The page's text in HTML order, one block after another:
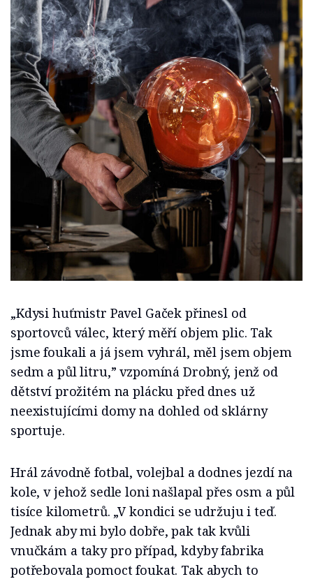
„Kdysi huťmistr Pavel Gaček přinesl od
sportovců válec, který měří objem plic. Tak
jsme foukali a já jsem vyhrál, měl jsem objem
sedm a půl litru,” vzpomíná Drobný, jenž od
dětství prožitém na plácku před dnes už
neexistujícími domy na dohled od sklárny
sportuje.
Hrál závodně fotbal, volejbal a dodnes jezdí na
kole, v jehož sedle loni našlapal přes osm a půl
tisíce kilometrů. „V kondici se udržuju i teď.
Jednak aby mi bylo dobře, pak tak kvůli
vnučkám a taky pro případ, kdyby fabrika
potřebovala pomoct foukat. Tak abych to